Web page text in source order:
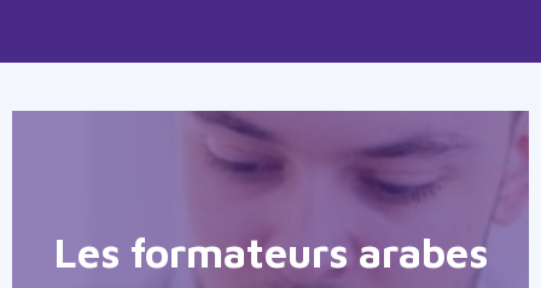
Les formateurs arabes